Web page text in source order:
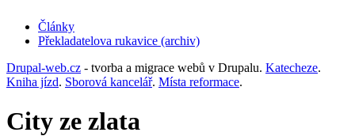
Články
Překladatelova rukavice (archiv)
new
tab)
Drupal-web.cz - tvorba a migrace webů v Drupalu. Katecheze.
Kniha jízd. Sborová kancelář. Místa reformace.
City ze zlata